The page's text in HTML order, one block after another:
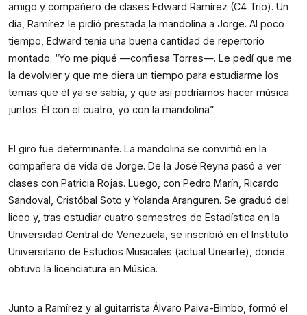
amigo y compañero de clases Edward Ramírez (C4 Trío). Un
día, Ramírez le pidió prestada la mandolina a Jorge. Al poco
tiempo, Edward tenía una buena cantidad de repertorio
montado. “Yo me piqué —confiesa Torres—. Le pedí que me
la devolvier y que me diera un tiempo para estudiarme los
temas que él ya se sabía, y que así podríamos hacer música
juntos: Él con el cuatro, yo con la mandolina”.
El giro fue determinante. La mandolina se convirtió en la
compañera de vida de Jorge. De la José Reyna pasó a ver
clases con Patricia Rojas. Luego, con Pedro Marín, Ricardo
Sandoval, Cristóbal Soto y Yolanda Aranguren. Se graduó del
liceo y, tras estudiar cuatro semestres de Estadística en la
Universidad Central de Venezuela, se inscribió en el Instituto
Universitario de Estudios Musicales (actual Unearte), donde
obtuvo la licenciatura en Música.
Junto a Ramírez y al guitarrista Álvaro Paiva-Bimbo, formó el